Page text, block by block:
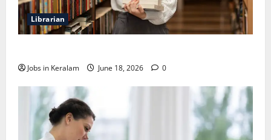
Librarian
Jobs in Keralam June 18, 2026 0